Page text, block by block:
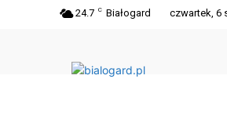
24.7 C Białogard czwartek, 6